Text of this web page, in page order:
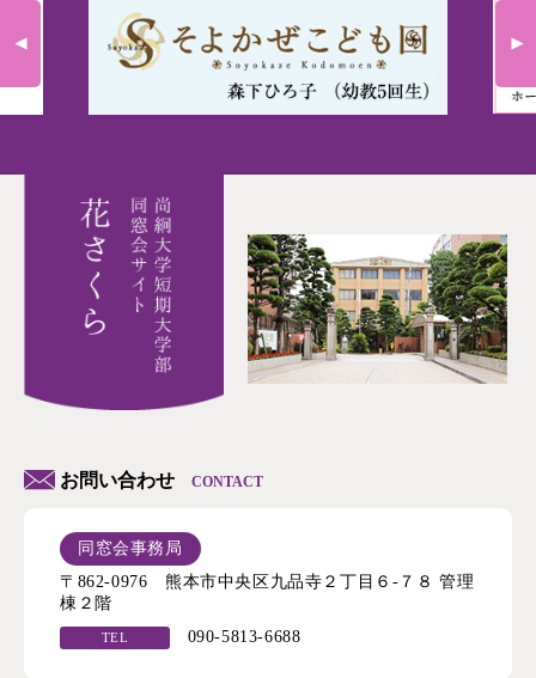
お問い合わせ CONTACT
同窓会事務局
〒862-0976 熊本市中央区九品寺２丁目６-７８ 管理
棟２階
TEL 090-5813-6688